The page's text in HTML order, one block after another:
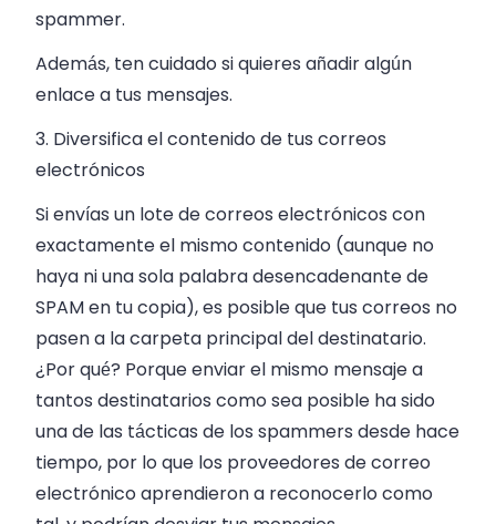
spammer.
Además, ten cuidado si quieres añadir algún
enlace a tus mensajes.
3. Diversifica el contenido de tus correos
electrónicos
Si envías un lote de correos electrónicos con
exactamente el mismo contenido (aunque no
haya ni una sola palabra desencadenante de
SPAM en tu copia), es posible que tus correos no
pasen a la carpeta principal del destinatario.
¿Por qué? Porque enviar el mismo mensaje a
tantos destinatarios como sea posible ha sido
una de las tácticas de los spammers desde hace
tiempo, por lo que los proveedores de correo
electrónico aprendieron a reconocerlo como